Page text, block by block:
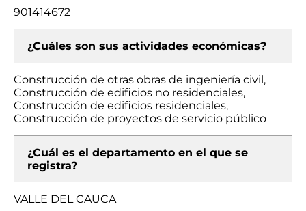
901414672
¿Cuáles son sus actividades económicas?
Construcción de otras obras de ingeniería civil,
Construcción de edificios no residenciales,
Construcción de edificios residenciales,
Construcción de proyectos de servicio público
¿Cuál es el departamento en el que se
registra?
VALLE DEL CAUCA